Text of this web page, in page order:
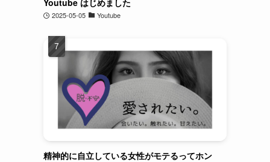
Youtube はじめました
2025-05-05 Youtube
精神的に自立している女性がモテるってホン